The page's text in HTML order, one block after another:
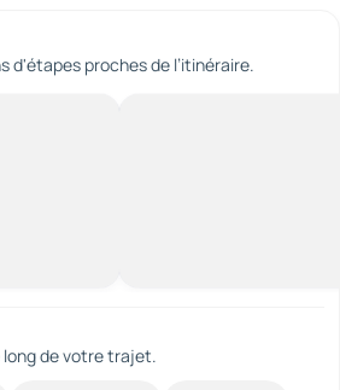
d'étapes proches de l’itinéraire.
long de votre trajet.